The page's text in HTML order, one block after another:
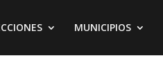
MUNICIPIOS